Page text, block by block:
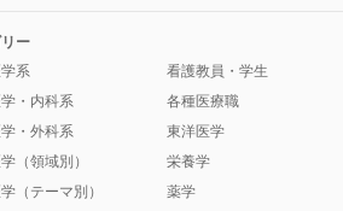
ー
系
・内科系
・外科系
（領域別）
（テーマ別）
看護教員・学生
各種医療職
東洋医学
栄養学
薬学